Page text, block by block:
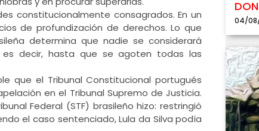
constitucionalmente consagrados. En un
de profundización de derechos. Lo que
determina que nadie se considerará
decir, hasta que se agoten todas las
que el Tribunal Constitucional portugués
en el Tribunal Supremo de Justicia.
Federal (STF) brasileño hizo: restringió
el caso sentenciado, Lula da Silva podía
04/